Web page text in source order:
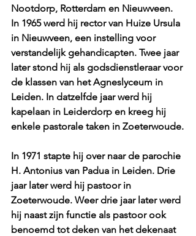
Nootdorp, Rotterdam en Nieuwveen.
In 1965 werd hij rector van Huize Ursula
in Nieuwveen, een instelling voor
verstandelijk gehandicapten. Twee jaar
later stond hij als godsdienstleraar voor
de klassen van het Agneslyceum in
Leiden. In datzelfde jaar werd hij
kapelaan in Leiderdorp en kreeg hij
enkele pastorale taken in Zoeterwoude.
In 1971 stapte hij over naar de parochie
H. Antonius van Padua in Leiden. Drie
jaar later werd hij pastoor in
Zoeterwoude. Weer drie jaar later werd
hij naast zijn functie als pastoor ook
benoemd tot deken van het dekenaat